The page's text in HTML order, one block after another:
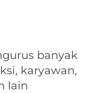
banyak
karyawan,
lain